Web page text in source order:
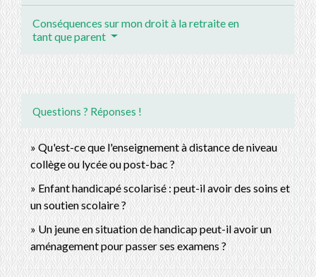
Conséquences sur mon droit à la retraite en
tant que parent
Questions ? Réponses !
Qu'est-ce que l'enseignement à distance de niveau
collège ou lycée ou post-bac ?
Enfant handicapé scolarisé : peut-il avoir des soins et
un soutien scolaire ?
Un jeune en situation de handicap peut-il avoir un
aménagement pour passer ses examens ?